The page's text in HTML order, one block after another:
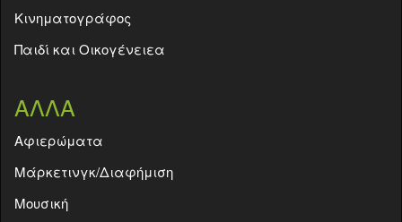
Κινηματογράφος
Παιδί και Οικογένειεα
ΑΛΛΑ
Aφιερώματα
Μάρκετινγκ/Διαφήμιση
Μουσική